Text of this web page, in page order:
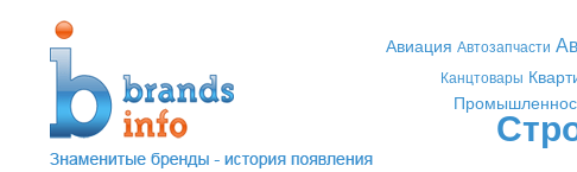
Авиация Автозапчасти
Канцтовары